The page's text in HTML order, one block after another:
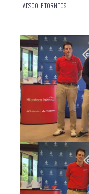
AESGOLF TORNEOS.